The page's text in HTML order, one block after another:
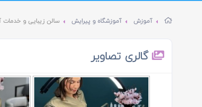
آموزش آموزشگاه و پیرایش سالن زیبایی و خدمات
گالری تصاویر